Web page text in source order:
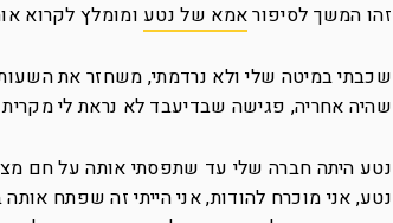
זהו המשך לסיפוראמא של נטע ומומלץ לקרוא
שכבתי במיטה שלי ולא נרדמתי, משחזר את
שהיה אחריה, פגישה שבדיעבד לא נראת לי
נטע היתה חברה שלי עד שתפסתי אותה על חם